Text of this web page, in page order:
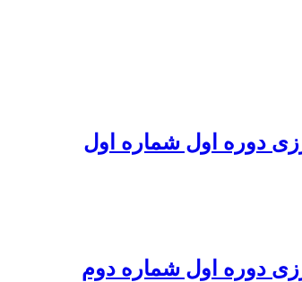
دوره اول شماره اول
دوره اول شماره دوم